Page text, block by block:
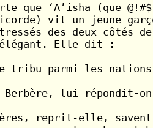
que ‘A’isha (que
vit un jeune
des deux côtés
élégant. Elle dit :
tribu parmi les
Berbère, lui répondit-
reprit-elle,